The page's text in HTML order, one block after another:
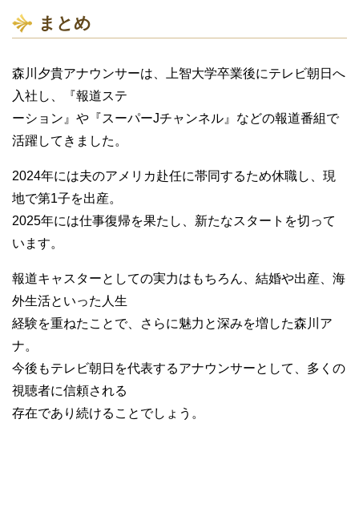
まとめ
森川夕貴アナウンサーは、上智大学卒業後にテレビ朝日へ
入社し、『報道ステ
ーション』や『スーパーJチャンネル』などの報道番組で
活躍してきました。
2024年には夫のアメリカ赴任に帯同するため休職し、現
地で第1子を出産。
2025年には仕事復帰を果たし、新たなスタートを切って
います。
報道キャスターとしての実力はもちろん、結婚や出産、海
外生活といった人生
経験を重ねたことで、さらに魅力と深みを増した森川ア
ナ。
今後もテレビ朝日を代表するアナウンサーとして、多くの
視聴者に信頼される
存在であり続けることでしょう。